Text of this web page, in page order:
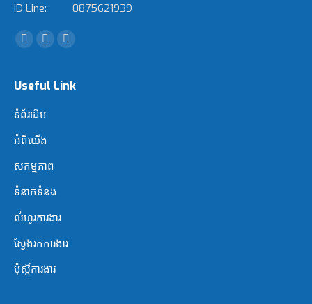
ID Line:
0875621939
Find us on:
Facebook
YouTubeWebsite
Useful Link
ទំព័រដើម
អំពី​​យើង
សកម្មភាព
ទំនាក់ទំនង
លំហូរការងារ
ស្វែងរក​ការងារ
ប៉ុស្តិ៍ការងារ